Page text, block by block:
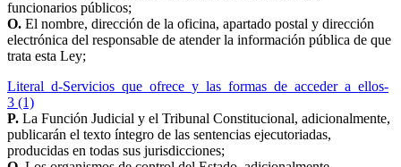
funcionarios públicos;
O. El nombre, dirección de la oficina, apartado postal y dirección
electrónica del responsable de atender la información pública de que
trata esta Ley;
Literal_d-Servicios_que_ofrece_y_las_formas_de_acceder_a_ellos-
3 (1)
P. La Función Judicial y el Tribunal Constitucional, adicionalmente,
publicarán el texto íntegro de las sentencias ejecutoriadas,
producidas en todas sus jurisdicciones;